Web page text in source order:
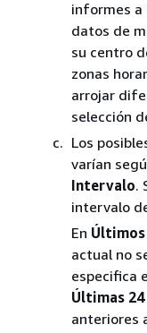
informes a
datos de
su centro
zonas
arrojar
selección
Los
varían
Intervalo.
intervalo
En Últimos
actual no
especifica
Últimas
anteriores